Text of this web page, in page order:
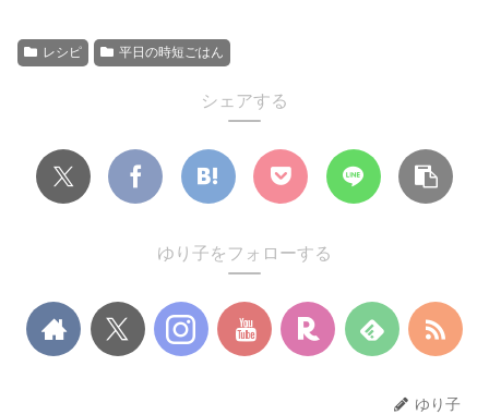
レシピ 平日の時短ごはん
シェアする
ゆり子をフォローする
ゆり子